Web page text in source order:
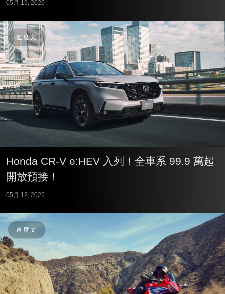
05月 19, 2026
速度文
Honda CR-V e:HEV 入列！全車系 99.9 萬起
開放預接！
05月 12, 2026
速度文